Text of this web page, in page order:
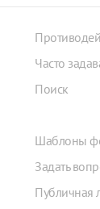
Часто
Поиск
Шаблоны
Задать
Публичная